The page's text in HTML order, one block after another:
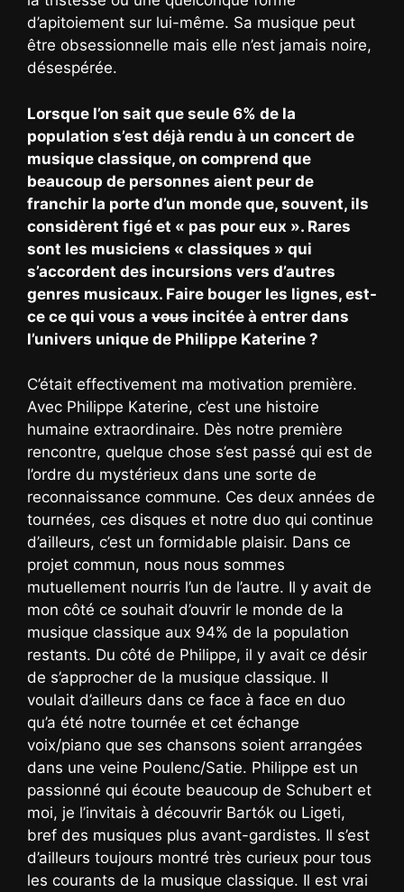
d’apitoiement sur lui-même. Sa musique peut
être obsessionnelle mais elle n’est jamais noire,
désespérée.
Lorsque l’on sait que seule 6% de la
population s’est déjà rendu à un concert de
musique classique, on comprend que
beaucoup de personnes aient peur de
franchir la porte d’un monde que, souvent, ils
considèrent figé et « pas pour eux ». Rares
sont les musiciens « classiques » qui
s’accordent des incursions vers d’autres
genres musicaux. Faire bouger les lignes, est-
ce ce qui vous a vous incitée à entrer dans
l’univers unique de Philippe Katerine ?
C’était effectivement ma motivation première.
Avec Philippe Katerine, c’est une histoire
humaine extraordinaire. Dès notre première
rencontre, quelque chose s’est passé qui est de
l’ordre du mystérieux dans une sorte de
reconnaissance commune. Ces deux années de
tournées, ces disques et notre duo qui continue
d’ailleurs, c’est un formidable plaisir. Dans ce
projet commun, nous nous sommes
mutuellement nourris l’un de l’autre. Il y avait de
mon côté ce souhait d’ouvrir le monde de la
musique classique aux 94% de la population
restants. Du côté de Philippe, il y avait ce désir
de s’approcher de la musique classique. Il
voulait d’ailleurs dans ce face à face en duo
qu’a été notre tournée et cet échange
voix/piano que ses chansons soient arrangées
dans une veine Poulenc/Satie. Philippe est un
passionné qui écoute beaucoup de Schubert et
moi, je l’invitais à découvrir Bartók ou Ligeti,
bref des musiques plus avant-gardistes. Il s’est
d’ailleurs toujours montré très curieux pour tous
les courants de la musique classique. Il est vrai